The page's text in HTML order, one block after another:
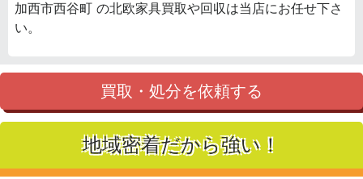
加西市西谷町 の北欧家具買取や回収は当店にお任せ下さ
い。
買取・処分を依頼する
地域密着だから強い！